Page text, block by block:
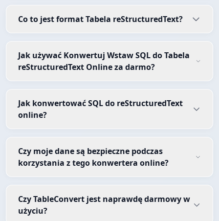
Co to jest format Tabela reStructuredText?
Jak używać Konwertuj Wstaw SQL do Tabela
reStructuredText Online za darmo?
Jak konwertować SQL do reStructuredText
online?
Czy moje dane są bezpieczne podczas
korzystania z tego konwertera online?
Czy TableConvert jest naprawdę darmowy w
użyciu?